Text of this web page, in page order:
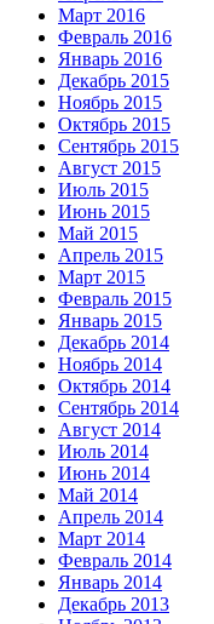
Март 2016
Февраль 2016
Январь 2016
Декабрь 2015
Ноябрь 2015
Октябрь 2015
Сентябрь 2015
Август 2015
Июль 2015
Июнь 2015
Май 2015
Апрель 2015
Март 2015
Февраль 2015
Январь 2015
Декабрь 2014
Ноябрь 2014
Октябрь 2014
Сентябрь 2014
Август 2014
Июль 2014
Июнь 2014
Май 2014
Апрель 2014
Март 2014
Февраль 2014
Январь 2014
Декабрь 2013